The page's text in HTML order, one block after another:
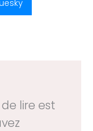
lire est